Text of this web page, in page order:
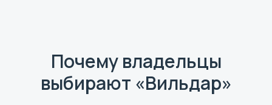
Почему владельцы
выбирают «Вильдар»
89509052323@mail.ru